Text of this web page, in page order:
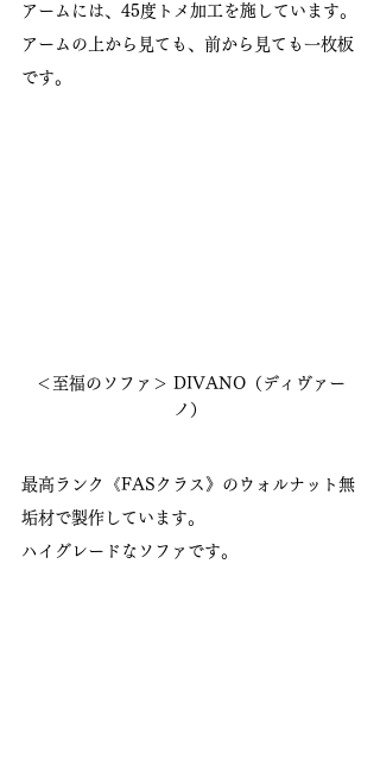
アームには、45度トメ加工を施しています。
アームの上から見ても、前から見ても一枚板
です。
＜至福のソファ＞ DIVANO（ディヴァー
ノ）
最高ランク《FASクラス》のウォルナット無
垢材で製作しています。
ハイグレードなソファです。